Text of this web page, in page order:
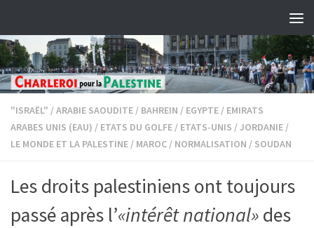
"ISRAËL" /ARABIE SAOUDITE / BAHREIN / EGYPTE / EMIRATS
ARABES UNIS (EAU) / ETATS DU GOLFE / ETATS-UNIS /JORDANIE /
LE MONDE ET LA PALESTINE / MAROC / NORMALISATION / SOUDAN
Les droits palestiniens ont toujours
passé après l’«intérêt national» des